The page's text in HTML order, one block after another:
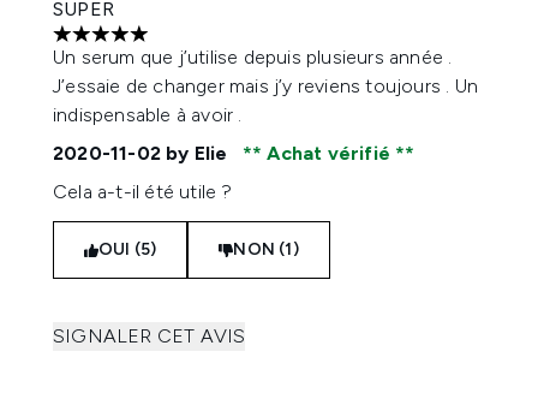
SUPER
5 étoiles sur un maximum de 5
Un serum que j’utilise depuis plusieurs année .
J’essaie de changer mais j’y reviens toujours . Un
indispensable à avoir .
2020-11-02 by Elie
Achat vérifié
Cela a-t-il été utile ?
OUI (5) NON (1)
SIGNALER CET AVIS